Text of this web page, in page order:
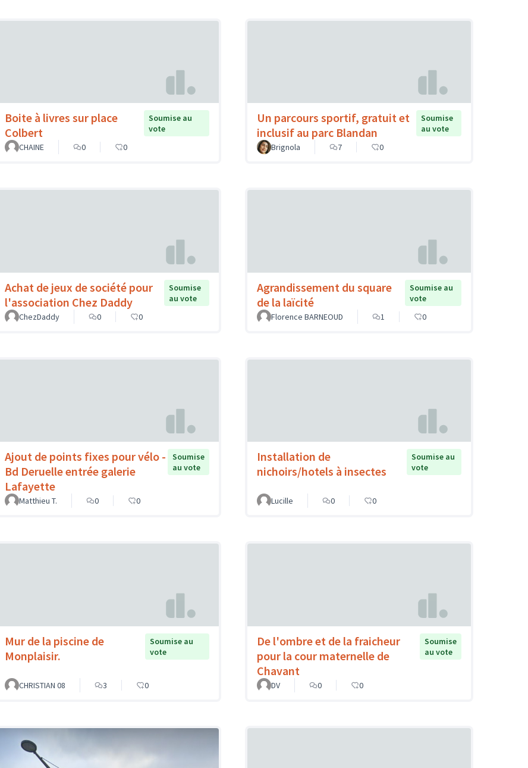
Boite à livres sur place
Colbert
Soumise au
vote
CHAINE
0 0
Un parcours sportif, gratuit et
inclusif au parc Blandan
Soumise
au vote
Brignola
7 0
Achat de jeux de société pour
l'association Chez Daddy
Soumise
au vote
ChezDaddy
0 0
Agrandissement du square
de la laïcité
Soumise au
vote
Florence BARNEOUD
1 0
Ajout de points fixes pour vélo -
Bd Deruelle entrée galerie
Lafayette
Soumise
au vote
Matthieu T. 0 0
Installation de
nichoirs/hotels à insectes
Soumise au
vote
Lucille 0 0
Mur de la piscine de
Monplaisir.
Soumise au
vote
CHRISTIAN 08 3 0
De l'ombre et de la fraicheur
pour la cour maternelle de
Chavant
Soumise
au vote
DV 0 0